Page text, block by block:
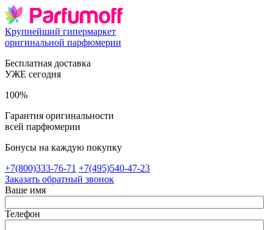
Крупнейший гипермаркет
оригинальной парфюмерии
Бесплатная доставка
УЖЕ сегодня
100%
Гарантия оригинальности
всей парфюмерии
Бонусы на каждую покупку
+7(800)333-76-71 +7(495)540-47-23
Заказать обратный звонок
Ваше имя
Телефон